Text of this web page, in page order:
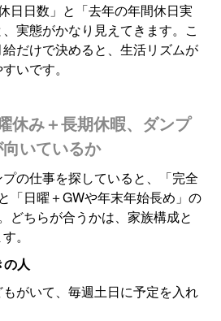
日日数」と「去年の年間休日実
実態がかなり見えてきます。こ
だけで決めると、生活リズムが
いです。
休み＋長期休暇、ダンプ
いているか
の仕事を探していると、「完全
「日曜＋GWや年末年始長め」の
どちらが合うかは、家族構成と
。
の人
がいて、毎週土日に予定を入れ